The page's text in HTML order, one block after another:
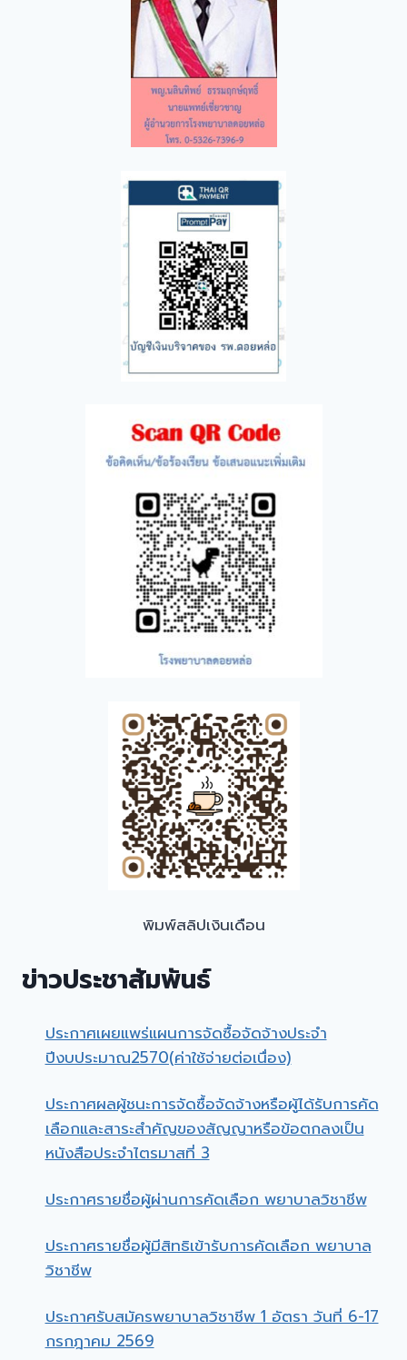
พิมพ์สลิปเงินเดือน
ข่าวประชาสัมพันธ์
ประกาศเผยแพร่แผนการจัดซื้อจัดจ้างประจำ
ปีงบประมาณ2570(ค่าใช้จ่ายต่อเนื่อง)
ประกาศผลผู้ชนะการจัดซื้อจัดจ้างหรือผู้ได้รับการคัด
เลือกและสาระสำคัญของสัญญาหรือข้อตกลงเป็น
หนังสือประจำไตรมาสที่ 3
ประกาศรายชื่อผู้ผ่านการคัดเลือก พยาบาลวิชาชีพ
ประกาศรายชื่อผู้มีสิทธิเข้ารับการคัดเลือก พยาบาล
วิชาชีพ
ประกาศรับสมัครพยาบาลวิชาชีพ 1 อัตรา วันที่ 6-17
กรกฎาคม 2569